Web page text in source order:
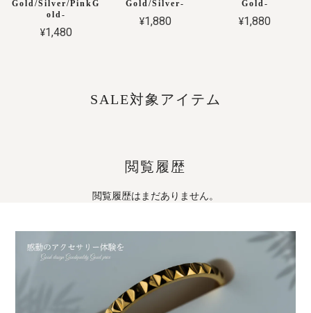
Gold/Silver/PinkG
old-
¥1,480
Gold/Silver-
¥1,880
Gold-
¥1,880
SALE対象アイテム
閲覧履歴
閲覧履歴はまだありません。